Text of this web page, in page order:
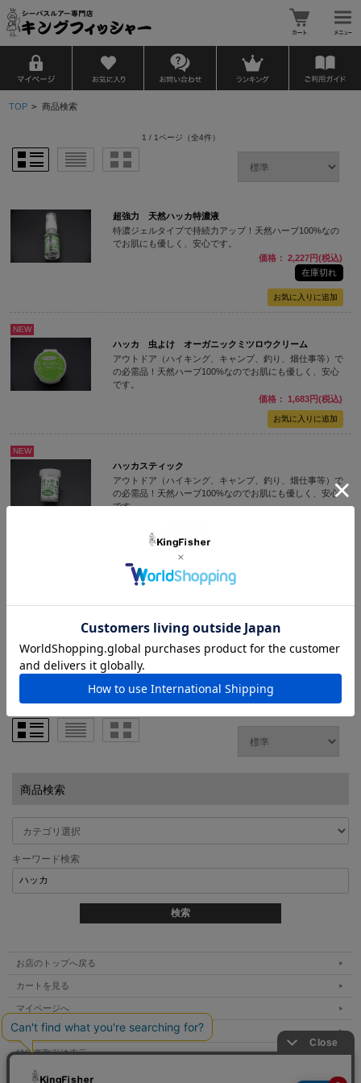
TOP > 商品検索
1 / 1ページ （全4件）
超強力 天然ハッカ特濃液
特濃ジェルタイプで持続力アップ！天然ハーブ100%なの
でお肌にも優しく、安心です。
価格： 2,227円(税込)
在庫切れ
NEW
ハッカ 虫よけ オーガニックミツロウクリーム
アウトドア（ハイキング、キャンプ、釣り、畑仕事等）で
の必需品！天然ハーブ100%なのでお肌にも優しく、安心
です。
価格： 1,683円(税込)
NEW
ハッカスティック
アウトドア（ハイキング、キャンプ、釣り、畑仕事等）で
の必需品！天然ハーブ100%なのでお肌にも優しく、安心
です。
天然ハッカスプレー
【アウトドアで大人気の天然虫よけです。アブ、ブユ、ぬ
かか、蚊、に効果てきめん！】
価格： 1,336円(税込)～
商品検索
キーワード検索
お店のトップへ戻る
カートを見る
マイページへ
ご利用案内
特定商取引法表示
個人情報の取扱い